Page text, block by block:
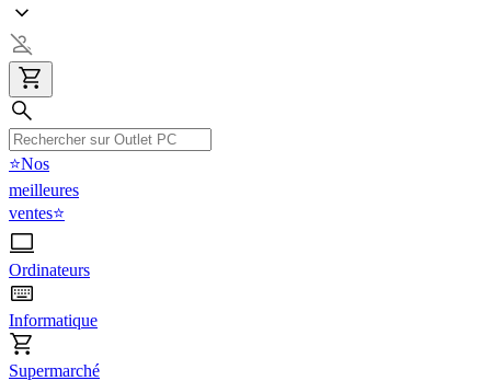
⭐Nos
meilleures
ventes⭐
Ordinateurs
Informatique
Supermarché